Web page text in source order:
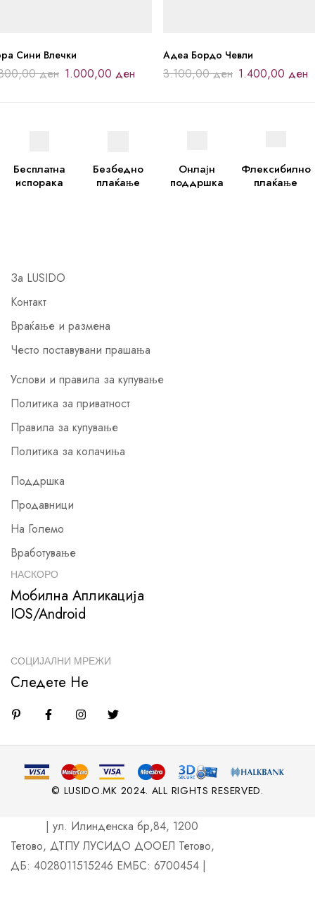
Сини Влечки
ден 1.000,00 ден
Адеа Бордо Чевли
3.100,00ден 1.400,00 ден
Бесплатна
испорака
Безбедно
плаќање
Онлајн
поддршка
Флексибилно
плаќање
За LUSIDO
Контакт
Враќање и размена
Често поставувани прашања
Услови и правила за купување
Политика за приватност
Правила за купување
Политика за колачиња
Поддршка
Продавници
На Големо
Вработување
НАСКОРО
Мобилна Апликација
IOS/Android
СОЦИЈАЛНИ МРЕЖИ
Следете Не
© LUSIDO.MK 2024. ALL RIGHTS RESERVED.
| ул. Илинденска бр,84, 1200
Тетово, ДТПУ ЛУСИДО ДООЕЛ Тетово,
ДБ: 4028011515246 ЕМБС: 6700454 |